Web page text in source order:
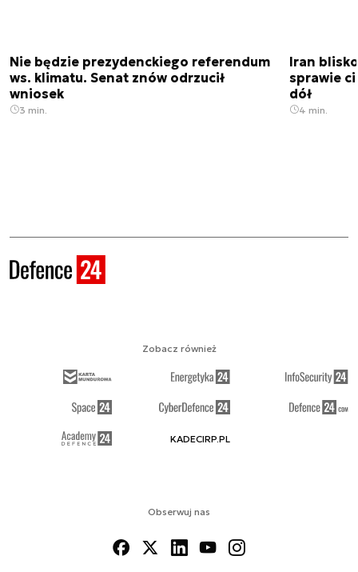
Nie będzie prezydenckiego referendum
ws. klimatu. Senat znów odrzucił
wniosek
3 min.
Iran
sprawie
dół
4 min.
Obserwuj nas
Zobacz również
KADECIRP.PL